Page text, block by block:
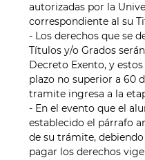
autorizadas por la
correspondiente al su
- Los derechos que se
Títulos y/o Grados
Decreto Exento, y
plazo no superior a 60
tramite ingresa a la
- En el evento que el
establecido el párrafo
de su trámite,
pagar los derechos